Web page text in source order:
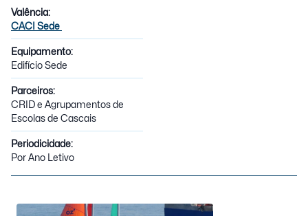
Valência:
CACI Sede
Equipamento:
Edifício Sede
Parceiros:
CRID e Agrupamentos de
Escolas de Cascais
Periodicidade:
Por Ano Letivo